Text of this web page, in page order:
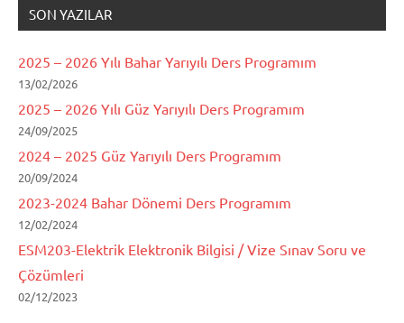
SON YAZILAR
2025 – 2026 Yılı Bahar Yarıyılı Ders Programım
13/02/2026
2025 – 2026 Yılı Güz Yarıyılı Ders Programım
24/09/2025
2024 – 2025 Güz Yarıyılı Ders Programım
20/09/2024
2023-2024 Bahar Dönemi Ders Programım
12/02/2024
ESM203-Elektrik Elektronik Bilgisi / Vize Sınav Soru ve
Çözümleri
02/12/2023